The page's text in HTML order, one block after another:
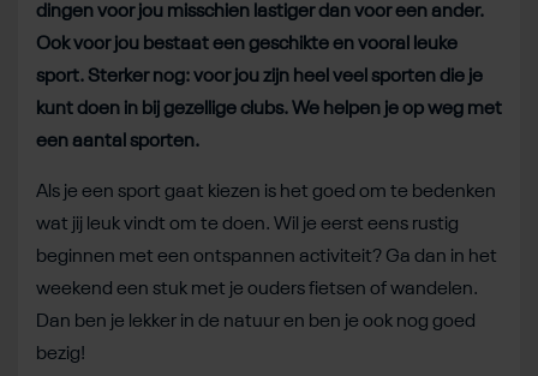
dingen voor jou misschien lastiger dan voor een ander.
Ook voor jou bestaat een geschikte en vooral leuke
sport. Sterker nog: voor jou zijn heel veel sporten die je
kunt doen in bij gezellige clubs. We helpen je op weg met
een aantal sporten.
Als je een sport gaat kiezen is het goed om te bedenken
wat jij leuk vindt om te doen. Wil je eerst eens rustig
beginnen met een ontspannen activiteit? Ga dan in het
weekend een stuk met je ouders fietsen of wandelen.
Dan ben je lekker in de natuur en ben je ook nog goed
bezig!